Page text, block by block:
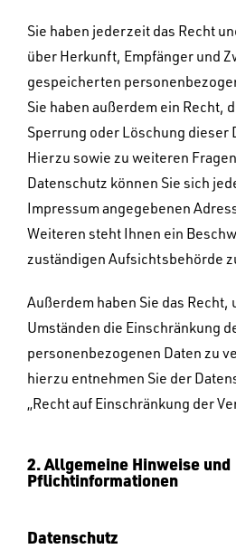
Sie haben jederzeit das Recht
über Herkunft, Empfänger und
gespeicherten
Sie haben außerdem ein Recht,
Sperrung oder Löschung dieser
Hierzu sowie zu weiteren
Datenschutz können Sie sich
Impressum angegebenen
Weiteren steht Ihnen ein
zuständigen Aufsichtsbehörde
Außerdem haben Sie das
Umständen die Einschränkung
personenbezogenen Daten zu
hierzu entnehmen Sie der
„Recht auf Einschränkung der
2. Allgemeine Hinweise und
Pflichtinformationen
Datenschutz